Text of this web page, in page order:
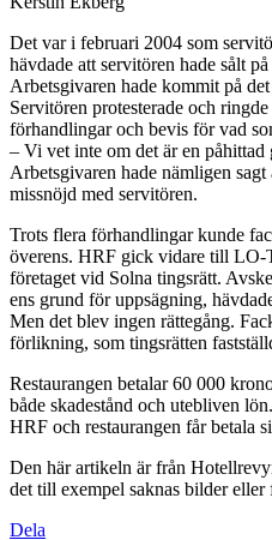
Det var i februari 2004 som
hävdade att servitören hade sålt
Arbetsgivaren hade kommit på
Servitören protesterade och
förhandlingar och bevis för vad
– Vi vet inte om det är en påhittad
Arbetsgivaren hade nämligen
missnöjd med servitören.
Trots flera förhandlingar kunde
överens. HRF gick vidare till LO-
företaget vid Solna tingsrätt.
ens grund för uppsägning,
Men det blev ingen rättegång.
förlikning, som tingsrätten
Restaurangen betalar 60 000
både skadestånd och utebliven lön.
HRF och restaurangen får betala
Den här artikeln är från
det till exempel saknas bilder
Dela